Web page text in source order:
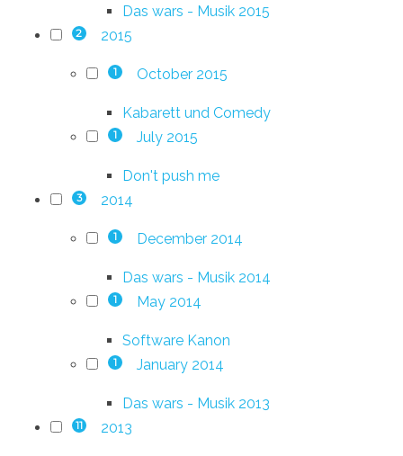
Das wars - Musik 2015
2 2015
1 October 2015
Kabarett und Comedy
1 July 2015
Don't push me
3 2014
1 December 2014
Das wars - Musik 2014
1 May 2014
Software Kanon
1 January 2014
Das wars - Musik 2013
11 2013